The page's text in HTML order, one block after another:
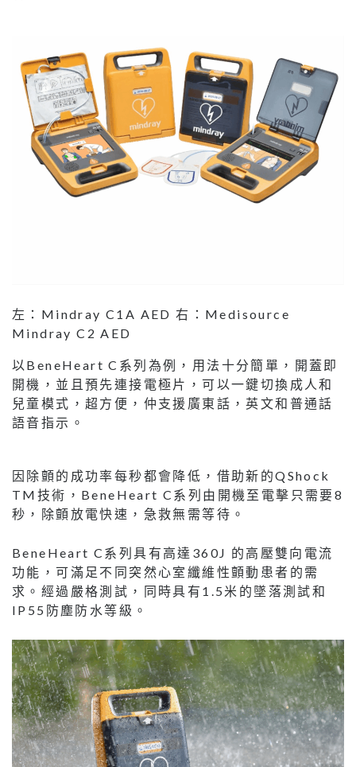
左：Mindray C1A AED 右：Medisource
Mindray C2 AED
以BeneHeart C系列為例，用法十分簡單，開蓋即
開機，並且預先連接電極片，可以一鍵切換成人和
兒童模式，超方便，仲支援廣東話，英文和普通話
語音指示。
因除顫的成功率每秒都會降低，借助新的QShock
TM技術，BeneHeart C系列由開機至電擊只需要8
秒，除顫放電快速，急救無需等待。
BeneHeart C系列具有高達360J 的高壓雙向電流
功能，可滿足不同突然心室纖維性顫動患者的需
求。經過嚴格測試，同時具有1.5米的墜落測試和
IP55防塵防水等級。